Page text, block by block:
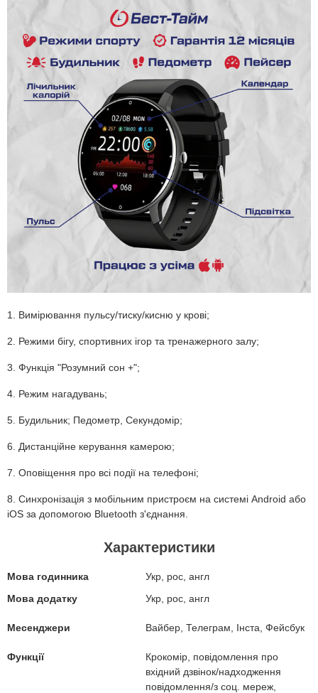
1. Вимірювання пульсу/тиску/кисню у крові;
2. Режими бігу, спортивних ігор та тренажерного залу;
3. Функція "Розумний сон +";
4. Режим нагадувань;
5. Будильник; Педометр, Секундомір;
6. Дистанційне керування камерою;
7. Оповіщення про всі події на телефоні;
8. Синхронізація з мобільним пристроєм на системі Android або
iOS за допомогою Bluetooth з'єднання.
Характеристики
Мова годинника
Укр, рос, англ
Мова додатку
Укр, рос, англ
Месенджери Вайбер, Телеграм, Інста, Фейсбук
Функції
Крокомір, повідомлення про
вхідний дзвінок/надходження
повідомлення/з соц. мереж,